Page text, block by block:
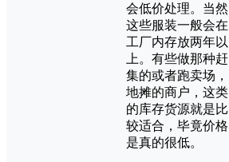
会低价处理。当然
这些服装一般会在
工厂内存放两年以
上。有些做那种赶
集的或者跑卖场，
地摊的商户，这类
的库存货源就是比
较适合，毕竟价格
是真的很低。